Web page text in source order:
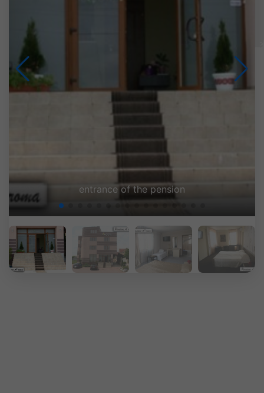
Pension A'roma